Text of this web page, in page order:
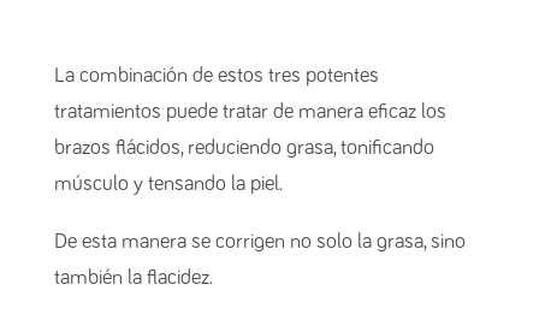
La combinación de estos tres potentes
tratamientos puede tratar de manera eficaz los
brazos flácidos, reduciendo grasa, tonificando
músculo y tensando la piel.
De esta manera se corrigen no solo la grasa, sino
también la flacidez.